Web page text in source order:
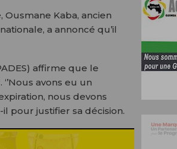
Kaba, ancien
a annoncé qu’il
affirme que le
avons eu un
nous devons
pour justifier sa décision.